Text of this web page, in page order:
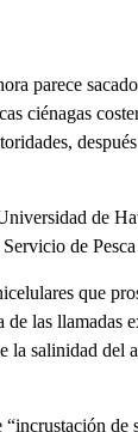
parece
ciénagas
de
de
que
las llamadas
la salinidad del
de